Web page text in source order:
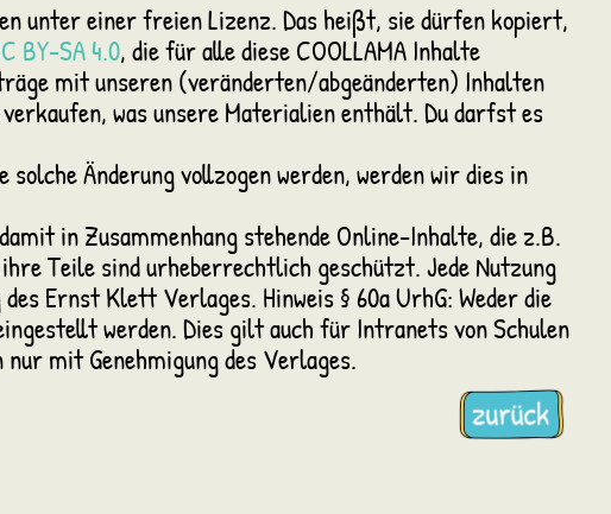
unter einer freien Lizenz. Das heißt, sie dürfen kopiert,
BY-SA 4.0, die für alle diese COOLLAMA Inhalte
mit unseren (veränderten/abgeänderten) Inhalten
was unsere Materialien enthält. Du darfst es
Änderung vollzogen werden, werden wir dies in
in Zusammenhang stehende Online-Inhalte, die z.B.
Teile sind urheberrechtlich geschützt. Jede Nutzung
Ernst Klett Verlages. Hinweis § 60a UrhG: Weder die
werden. Dies gilt auch für Intranets von Schulen
mit Genehmigung des Verlages.